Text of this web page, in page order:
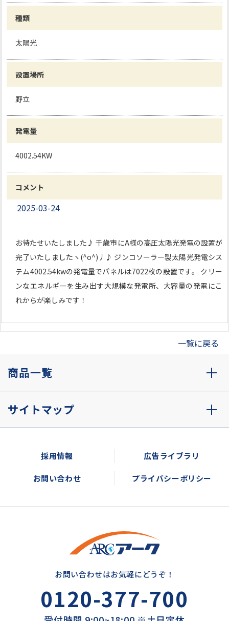
種類
太陽光
設置場所
野立
発電量
4002.54KW
コメント
2025-03-24
お待たせいたしました♪ 千歳市にA様の高圧太陽光発電の設置が
完了いたしましたヽ(^o^)丿♪ ジンコソーラー製太陽光発電シス
テム4002.54kwの発電量でパネルは7022枚の設置です。 クリー
ンなエネルギーを生み出す大規模な発電所、大容量の発電にこ
れからが楽しみです！
一覧に戻る
商品一覧
サイトマップ
採用情報 広告ライブラリ
お問い合わせ プライバシーポリシー
お問い合わせはお気軽にどうぞ！
0120-377-700